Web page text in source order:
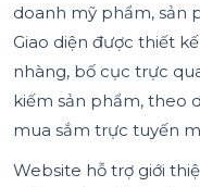
doanh mỹ phẩm, sản
Giao diện được thiết
nhàng, bố cục trực
kiếm sản phẩm, theo
mua sắm trực tuyến
Website hỗ trợ giới